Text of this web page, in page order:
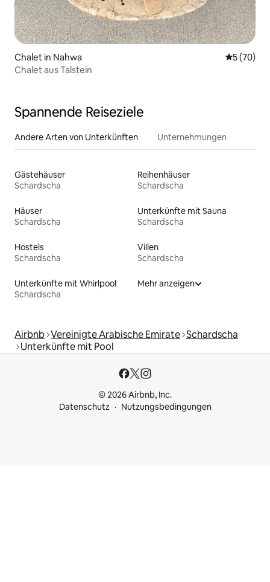
Chalet in Nahwa
5 (70)
Chalet aus Talstein
Spannende Reiseziele
Andere Arten von Unterkünften Unternehmungen
Gästehäuser
Schardscha
Reihenhäuser
Schardscha
Häuser
Schardscha
Unterkünfte mit Sauna
Schardscha
Hostels
Schardscha
Villen
Schardscha
Unterkünfte mit Whirlpool
Schardscha
Mehr anzeigen
Airbnb Vereinigte Arabische Emirate Schardscha
Unterkünfte mit Pool
© 2026 Airbnb, Inc.
Datenschutz
Nutzungsbedingungen